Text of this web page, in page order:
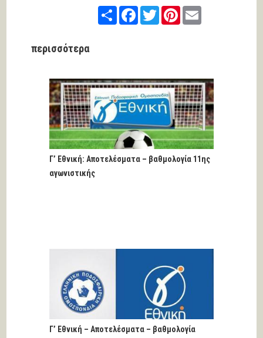
ShareFacebook
TwitterPinterestEmail
περισσότερα
Γ’ Εθνική: Αποτελέσματα – βαθμολογία 11ης
αγωνιστικής
Γ’ Εθνική – Αποτελέσματα – βαθμολογία